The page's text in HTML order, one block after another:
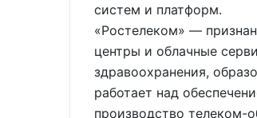
систем и платформ.
«Ростелеком» —
центры и облачные
здравоохранения,
работает над
производство телеком-